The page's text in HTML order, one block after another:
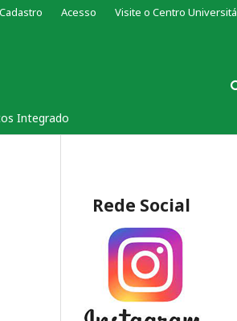
Integrado
Cadastro Acesso Visite o Centro
Rede Social